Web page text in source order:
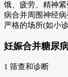
饿、疲劳、精神
病合并周围神经
严格的场所(如小
妊娠合并糖尿
1 筛查和诊断